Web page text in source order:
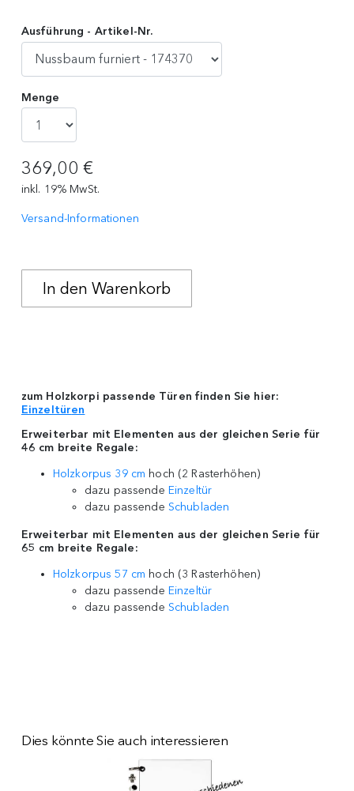
Ausführung - Artikel-Nr.
Menge
369,00 €
inkl. 19% MwSt.
Versand-Informationen
zum Holzkorpi passende Türen finden Sie hier:
Einzeltüren
Erweiterbar mit Elementen aus der gleichen Serie für
46 cm breite Regale:
Holzkorpus 39 cm hoch (2 Rasterhöhen)
dazu passende Einzeltür
dazu passende Schubladen
Erweiterbar mit Elementen aus der gleichen Serie für
65 cm breite Regale:
Holzkorpus 57 cm hoch (3 Rasterhöhen)
dazu passende Einzeltür
dazu passende Schubladen
Dies könnte Sie auch interessieren